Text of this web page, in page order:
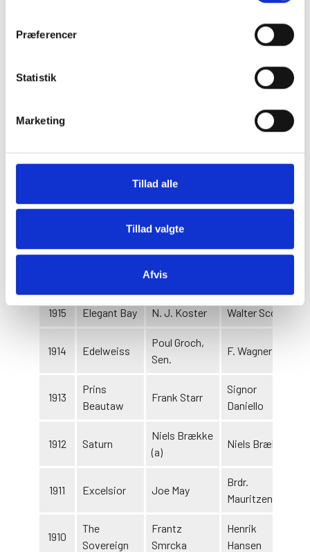
Præferencer
Statistik
Marketing
Tillad alle
Tillad valgte
Afvis
Hansen
1922 Mr Teddy
1921
Sørensen
Svejgaard
Monsieur Sire
1919 Union Boy Mr Farmer
N. J. Koster
Great Miss
Fischmann
Fischmann
1915 Elegant Bay N. J. Koster Walter Scott
1914 Edelweiss
Poul Groch,
Sen.
F. Wagner
1913
Prins
Beautaw
Frank Starr
Signor
Daniello
1912 Saturn
Niels Brække
(a)
Niels Brække
1911 Excelsior Joe May
Brdr.
Mauritzen
1910
The
Sovereign
Frantz
Smrcka
Henrik
Hansen